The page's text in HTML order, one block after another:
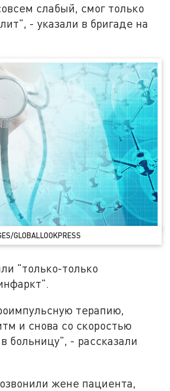
слабый, смог только
- указали в бригаде на
GLOBALLOOKPRESS
"только-только
терапию,
и снова со скоростью
больницу", - рассказали
жене пациента,